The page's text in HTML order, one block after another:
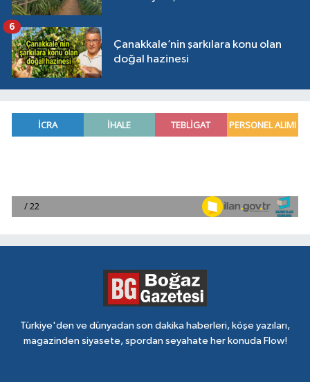
Çanakkale’nin şarkılara konu olan
doğal hazinesi
6
Türkiye'den ve dünyadan son dakika haberleri, köşe yazıları,
magazinden siyasete, spordan seyahate her konuda Flow!